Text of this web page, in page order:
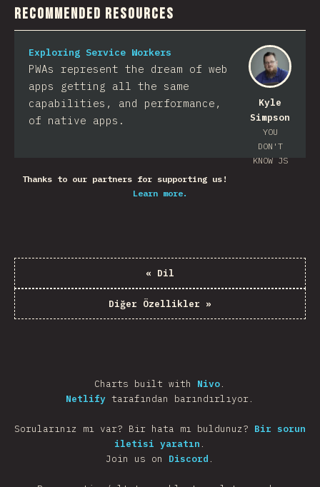
Recommended Resources
Kyle
Simpson
YOU
DON'T
KNOW JS
Exploring Service Workers
PWAs represent the dream of web
apps getting all the same
capabilities, and performance,
of native apps.
Thanks to our partners for supporting us!
Learn more.
« Dil
Diğer Özellikler »
Charts built with Nivo.
Netlify tarafından barındırlıyor.
Sorularınız mı var? Bir hata mı buldunuz? Bir sorun
iletisi yaratın .
Join us on Discord .